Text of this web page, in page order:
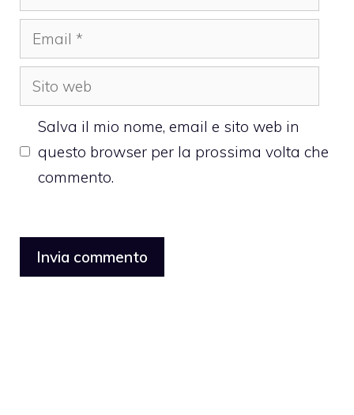
Email
Sito
web
Salva il mio nome, email e sito web in
questo browser per la prossima volta che
commento.